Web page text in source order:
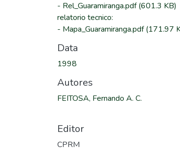
- Rel_Guaramiranga.pdf(601.3 KB)
relatorio tecnico:
- Mapa_Guaramiranga.pdf(171.97
Data
1998
Autores
FEITOSA, Fernando A. C.
Editor
CPRM